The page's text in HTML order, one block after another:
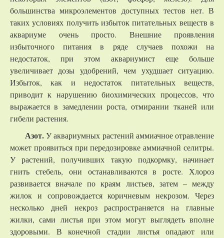
большинства микроэлементов доступных тестов нет. В
таких условиях получить избыток питательных веществ в
аквариуме очень просто. Внешние проявления
избыточного питания в ряде случаев похожи на
недостаток, при этом аквариумист еще больше
увеличивает дозы удобрений, чем ухудшает ситуацию.
Избыток, как и недостаток питательных веществ,
приводит к нарушению биохимических процессов, что
выражается в замедлении роста, отмирании тканей или
гибели растения.
Азот.У аквариумных растений аммиачное отравление
может проявиться при передозировке аммиачной селитры.
У растений, получивших такую подкормку, начинает
гнить стебель, они останавливаются в росте. Хлороз
развивается вначале по краям листьев, затем – между
жилок и сопровождается коричневым некрозом. Через
несколько дней некроз распространяется на главные
жилки, сами листья при этом могут выглядеть вполне
здоровыми. В конечной стадии листья опадают или